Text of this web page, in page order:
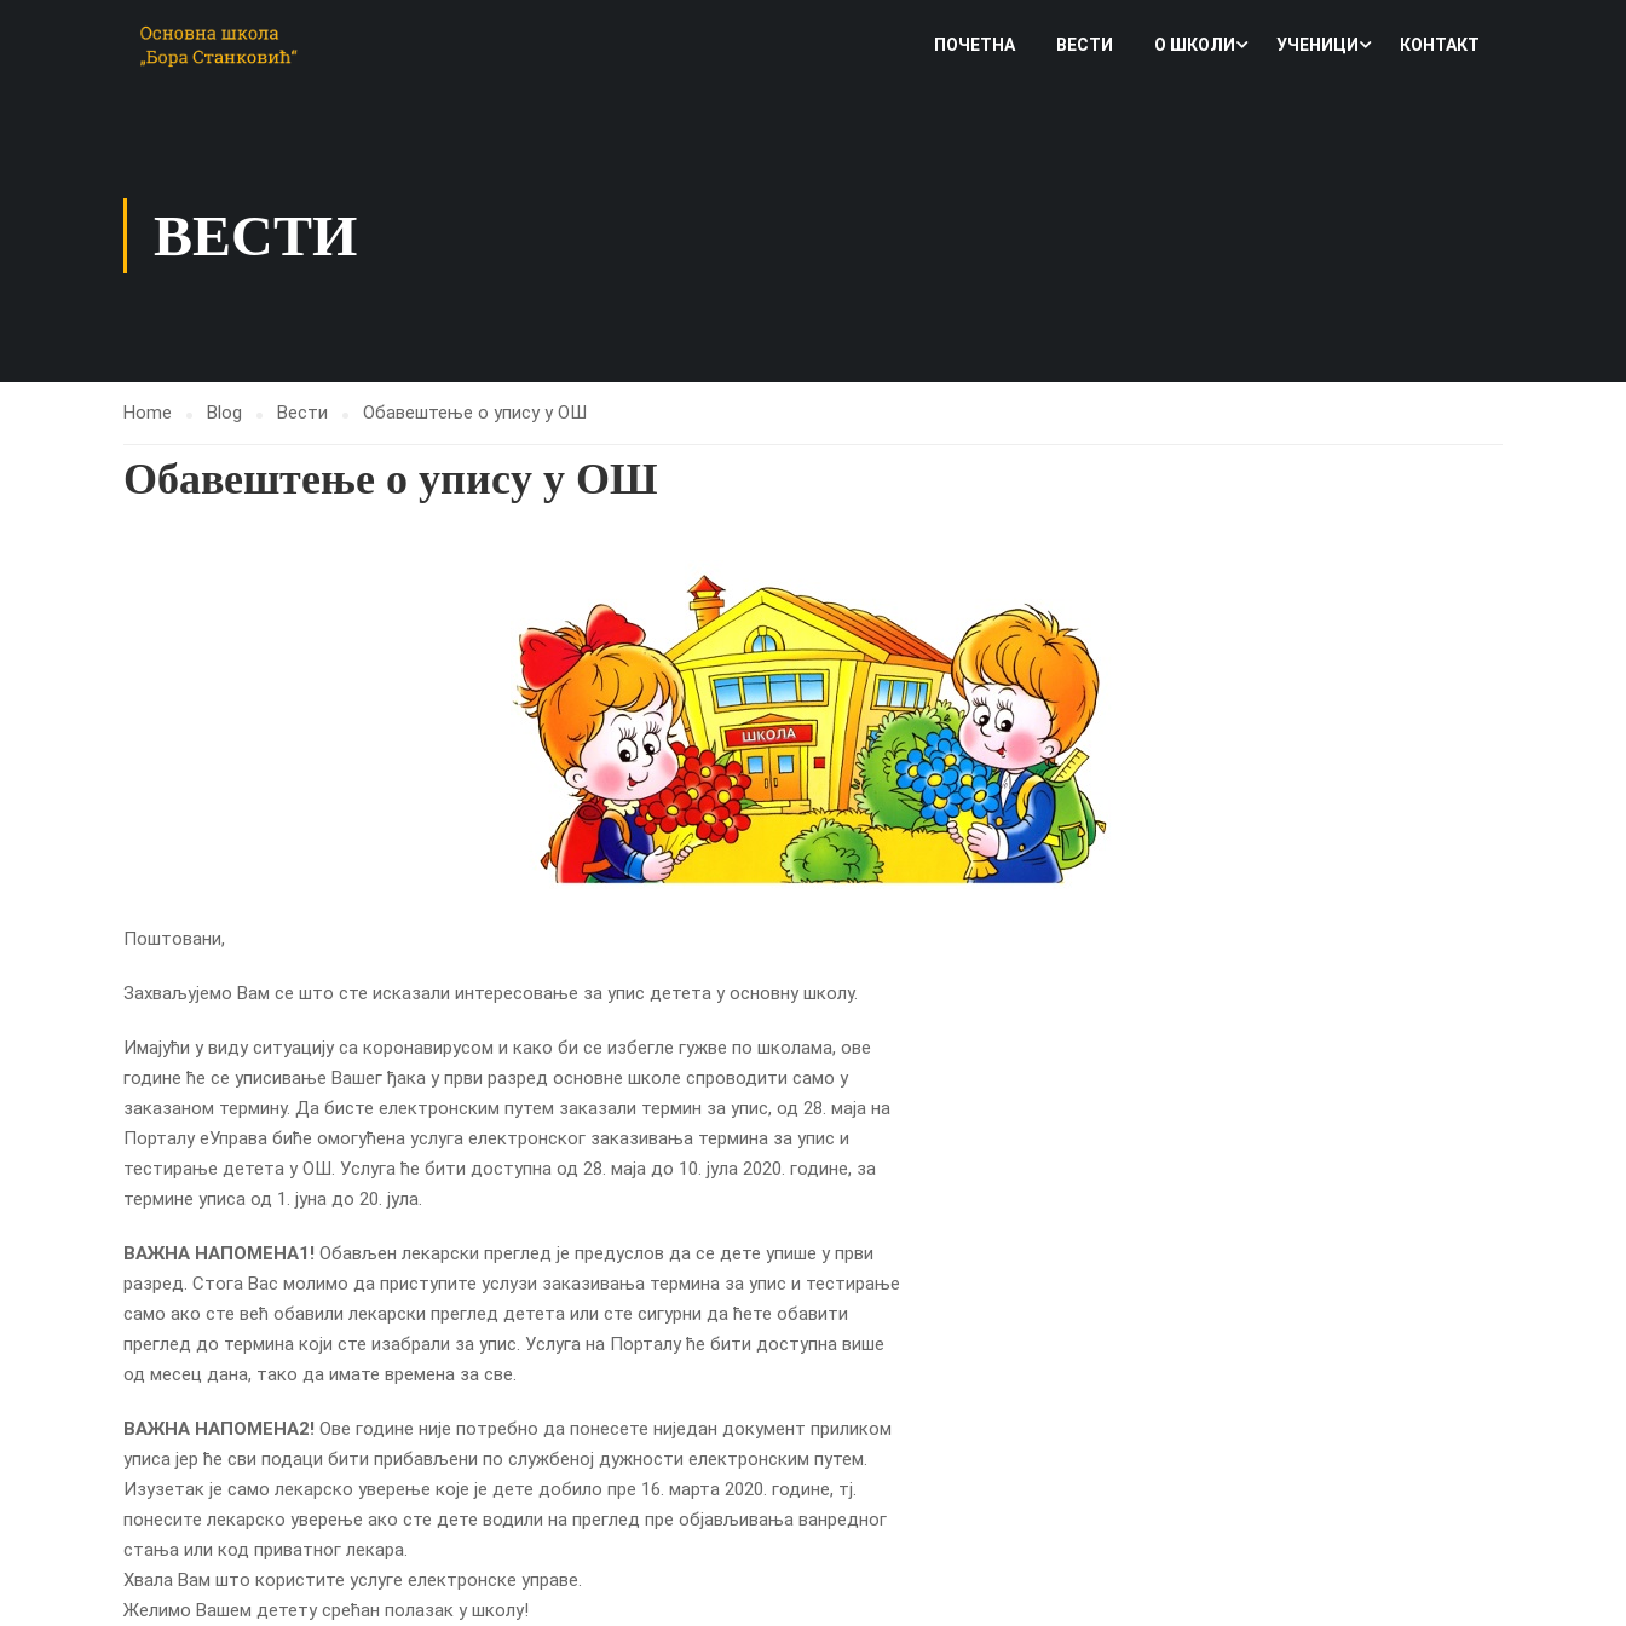
ПОЧЕТНА ВЕСТИ О ШКОЛИ УЧЕНИЦИ КОНТАКТ
ВЕСТИ
Home Blog Вести Обавештење о упису у ОШ
Обавештење о упису у ОШ
Поштовани,
Захваљујемо Вам се што сте исказали интересовање за упис детета у основну школу.
Имајући у виду ситуацију са коронавирусом и како би се избегле гужве по школама, ове
године ће се уписивање Вашег ђака у први разред основне школе спроводити само у
заказаном термину. Да бисте електронским путем заказали термин за упис, од 28. маја на
Порталу еУправа биће омогућена услуга електронског заказивања термина за упис и
тестирање детета у ОШ. Услуга ће бити доступна од 28. маја до 10. јула 2020. године, за
термине уписа од 1. јуна до 20. јула.
ВАЖНА НАПОМЕНА1! Обављен лекарски преглед је предуслов да се дете упише у први
разред. Стога Вас молимо да приступите услузи заказивања термина за упис и тестирање
само ако сте већ обавили лекарски преглед детета или сте сигурни да ћете обавити
преглед до термина који сте изабрали за упис. Услуга на Порталу ће бити доступна више
од месец дана, тако да имате времена за све.
ВАЖНА НАПОМЕНА2! Ове године није потребно да понесете ниједан документ приликом
уписа јер ће сви подаци бити прибављени по службеној дужности електронским путем.
Изузетак је само лекарско уверење које је дете добило пре 16. марта 2020. године, тј.
понесите лекарско уверење ако сте дете водили на преглед пре објављивања ванредног
стања или код приватног лекара.
Хвала Вам што користите услуге електронске управе.
Желимо Вашем детету срећан полазак у школу!